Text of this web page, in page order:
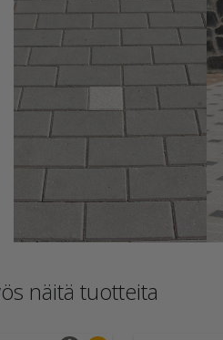
näitä tuotteita